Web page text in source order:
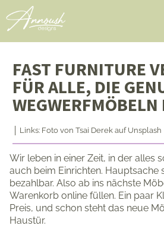
FAST FURNITURE
FÜR ALLE, DIE
WEGWERFMÖBELN
│ Links: Foto von Tsai Derek auf Unsplash
Wir leben in einer Zeit, in der alles
auch beim Einrichten. Hauptsache
bezahlbar. Also ab ins nächste
Warenkorb online füllen. Ein paar
Preis, und schon steht das neue
Haustür.